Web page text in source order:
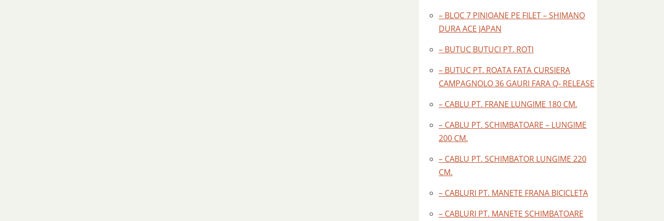
– BLOC 7 PINIOANE PE FILET – SHIMANO
DURA ACE JAPAN
– BUTUC BUTUCI PT. ROTI
– BUTUC PT. ROATA FATA CURSIERA
CAMPAGNOLO 36 GAURI FARA Q- RELEASE
– CABLU PT. FRANE LUNGIME 180 CM.
– CABLU PT. SCHIMBATOARE – LUNGIME
200 CM.
– CABLU PT. SCHIMBATOR LUNGIME 220
CM.
– CABLURI PT. MANETE FRANA BICICLETA
– CABLURI PT. MANETE SCHIMBATOARE